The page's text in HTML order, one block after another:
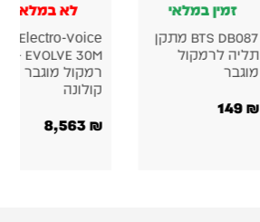
זמין במלאי
BTS DB087 מתקן
תליה לרמקול
מוגבר
₪
149
לא במלאי
Electro-Voice
EVOLVE 30M –
רמקול מוגבר
קולונה
₪
8,563